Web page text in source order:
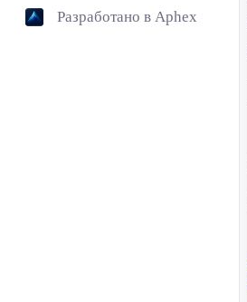
Разработано в Aphex